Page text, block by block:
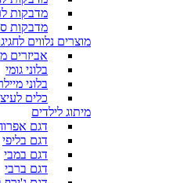
מדבקות
מדבקות
מוצרים נלווים
אביזרים
בלוני גומי
בלוני
כלים
מיתוג לילדים
דגם
דגם בליפי
דגם במבי
דגם ברבי